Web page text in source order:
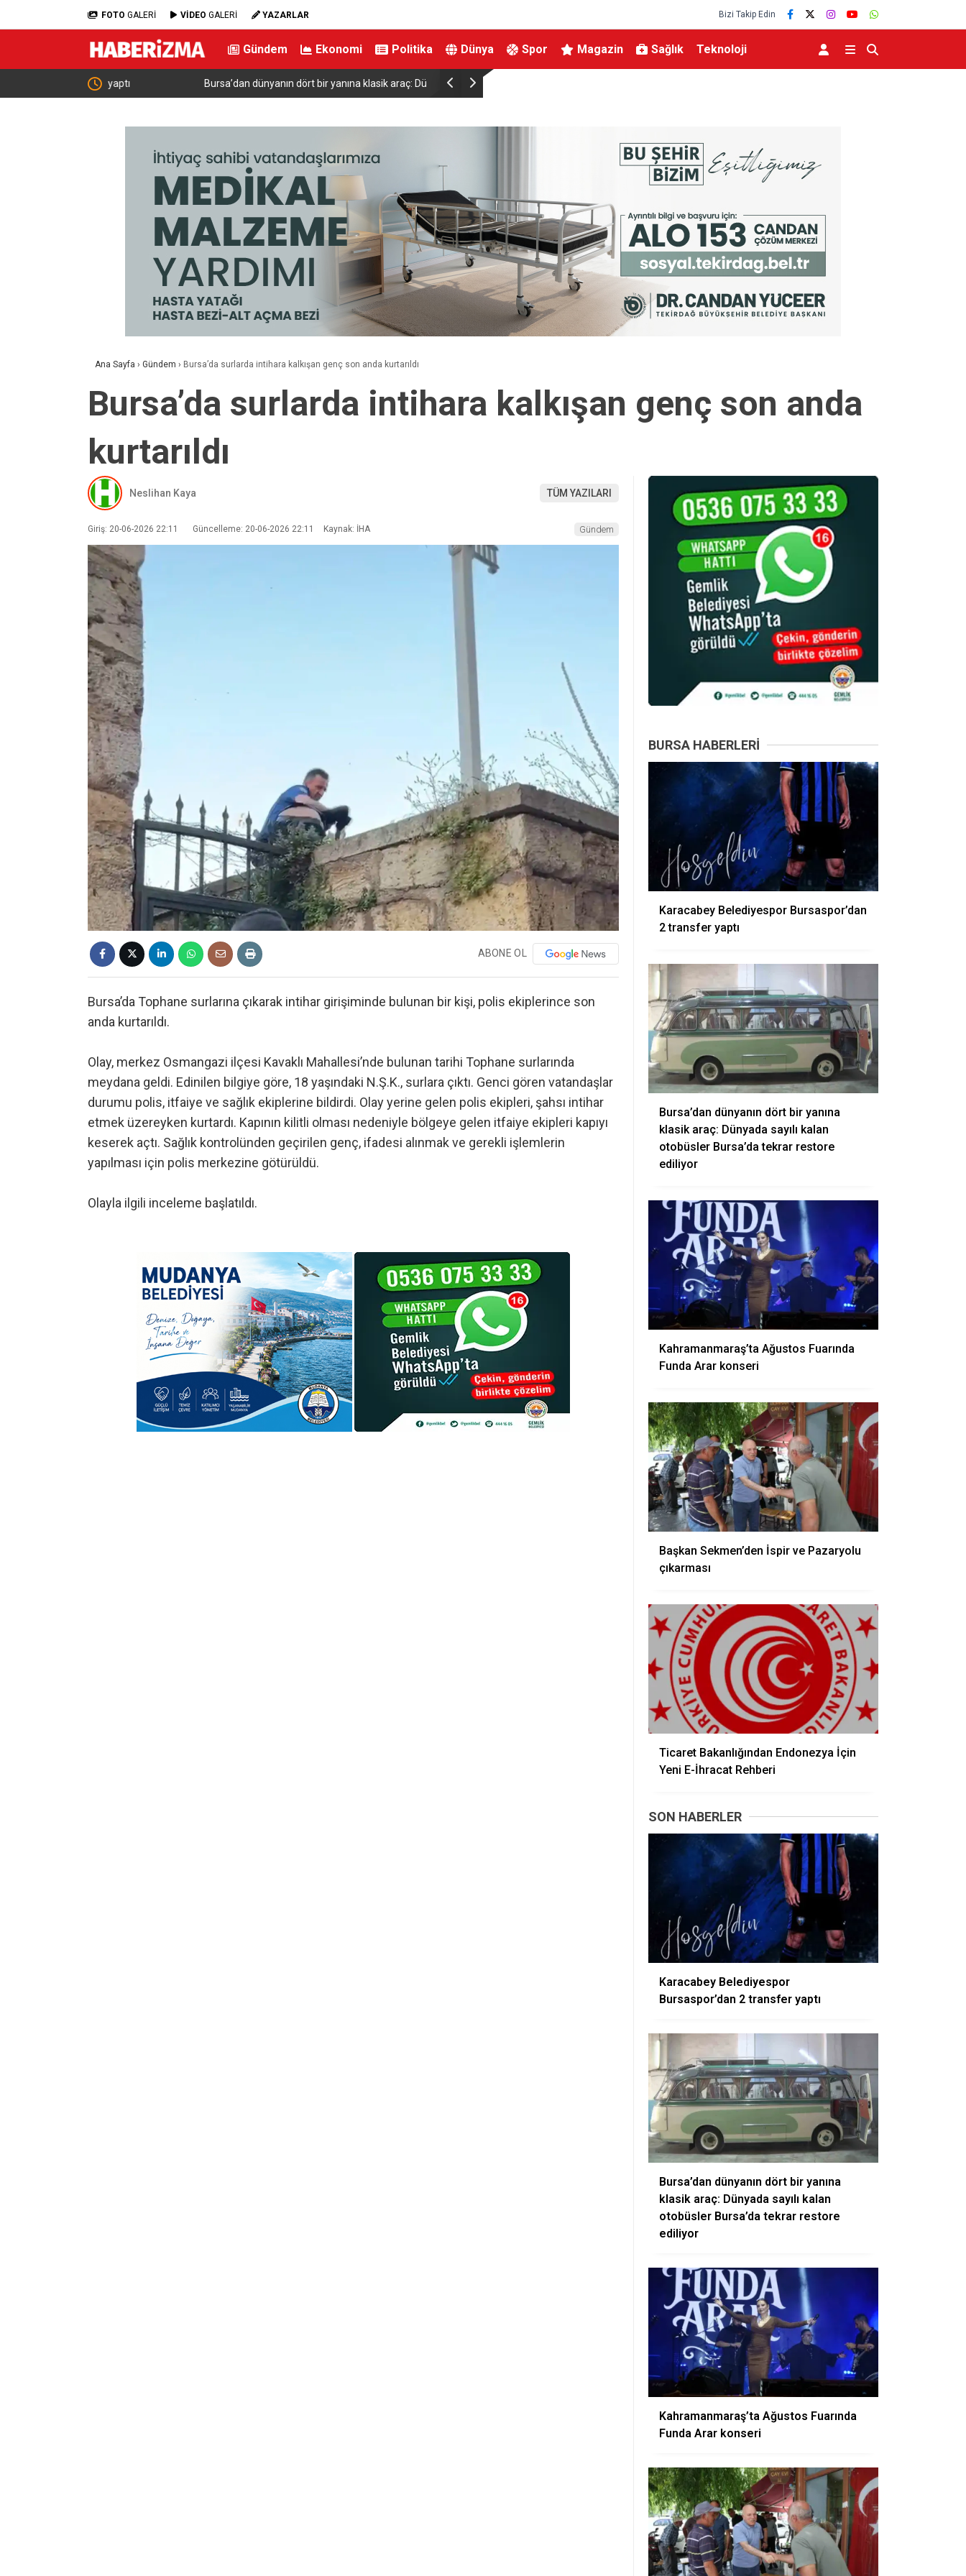
FOTO GALERİ VİDEO GALERİ YAZARLAR Bizi Takip Edin
Gündem Ekonomi Politika Dünya Spor Magazin Sağlık Teknoloji
Bursa’dan dünyanın dört bir yanına klasik araç: Dünyada sayılı kalan Kahramanmaraş’ta Ağustos Fuarında Funda Arar konseri
Ana Sayfa › Gündem › Bursa’da surlarda intihara kalkışan genç son anda kurtarıldı
Bursa’da surlarda intihara kalkışan genç son anda
kurtarıldı
Neslihan Kaya TÜM YAZILARI
Giriş: 20-06-2026 22:11 Güncelleme: 20-06-2026 22:11 Kaynak: İHA Gündem
ABONE OL
Bursa’da Tophane surlarına çıkarak intihar girişiminde bulunan bir kişi, polis ekiplerince son
anda kurtarıldı.
Olay, merkez Osmangazi ilçesi Kavaklı Mahallesi’nde bulunan tarihi Tophane surlarında
meydana geldi. Edinilen bilgiye göre, 18 yaşındaki N.Ş.K., surlara çıktı. Genci gören vatandaşlar
durumu polis, itfaiye ve sağlık ekiplerine bildirdi. Olay yerine gelen polis ekipleri, şahsı intihar
etmek üzereyken kurtardı. Kapının kilitli olması nedeniyle bölgeye gelen itfaiye ekipleri kapıyı
keserek açtı. Sağlık kontrolünden geçirilen genç, ifadesi alınmak ve gerekli işlemlerin
yapılması için polis merkezine götürüldü.
Olayla ilgili inceleme başlatıldı.
BURSA HABERLERI
Karacabey Belediyespor Bursaspor’dan
2 transfer yaptı
Bursa’dan dünyanın dört bir yanına
klasik araç: Dünyada sayılı kalan
otobüsler Bursa’da tekrar restore
ediliyor
Kahramanmaraş’ta Ağustos Fuarında
Funda Arar konseri
Başkan Sekmen’den İspir ve Pazaryolu
çıkarması
Ticaret Bakanlığından Endonezya İçin
Yeni E-İhracat Rehberi
SON HABERLER
Karacabey Belediyespor
Bursaspor’dan 2 transfer yaptı
Bursa’dan dünyanın dört bir yanına
klasik araç: Dünyada sayılı kalan
otobüsler Bursa’da tekrar restore
ediliyor
Kahramanmaraş’ta Ağustos Fuarında
Funda Arar konseri